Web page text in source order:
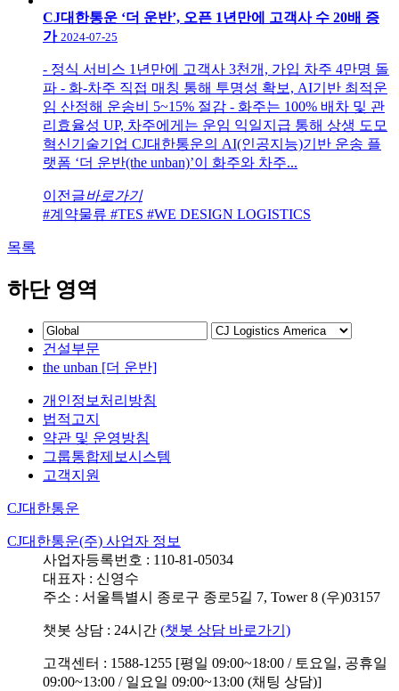
CJ대한통운 ‘더 운반’, 오픈 1년만에 고객사 수 20배 증
가 2024-07-25
- 정식 서비스 1년만에 고객사 3천개, 가입 차주 4만명 돌
파 - 화-차주 직접 매칭 통해 투명성 확보, AI기반 최적운
임 산정해 운송비 5~15% 절감 - 화주는 100% 배차 및 관
리효율성 UP, 차주에게는 운임 익일지급 통해 상생 도모
혁신기술기업 CJ대한통운의 AI(인공지능)기반 운송 플
랫폼 ‘더 운반(the unban)’이 화주와 차주...
이전글바로가기
#계약물류 #TES #WE DESIGN LOGISTICS
목록
하단 영역
건설부문
the unban [더 운반]
개인정보처리방침
법적고지
약관 및 운영방침
그룹통합제보시스템
고객지원
CJ대한통운
CJ대한통운(주) 사업자 정보
사업자등록번호 : 110-81-05034
대표자 : 신영수
주소 : 서울특별시 종로구 종로5길 7, Tower 8 (우)03157
챗봇 상담 : 24시간 (챗봇 상담 바로가기)
고객센터 : 1588-1255 [평일 09:00~18:00 / 토요일, 공휴일
09:00~13:00 / 일요일 09:00~13:00 (채팅 상담)]